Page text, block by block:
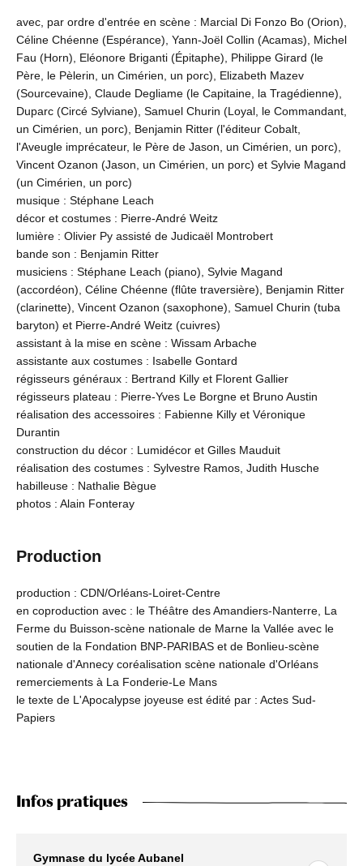
avec, par ordre d'entrée en scène : Marcial Di Fonzo Bo (Orion),
Céline Chéenne (Espérance), Yann-Joël Collin (Acamas), Michel
Fau (Horn), Eléonore Briganti (Épitaphe), Philippe Girard (le
Père, le Pèlerin, un Cimérien, un porc), Elizabeth Mazev
(Sourcevaine), Claude Degliame (le Capitaine, la Tragédienne),
Duparc (Circé Sylviane), Samuel Churin (Loyal, le Commandant,
un Cimérien, un porc), Benjamin Ritter (l'éditeur Cobalt,
l'Aveugle imprécateur, le Père de Jason, un Cimérien, un porc),
Vincent Ozanon (Jason, un Cimérien, un porc) et Sylvie Magand
(un Cimérien, un porc)
musique : Stéphane Leach
décor et costumes : Pierre-André Weitz
lumière : Olivier Py assisté de Judicaël Montrobert
bande son : Benjamin Ritter
musiciens : Stéphane Leach (piano), Sylvie Magand
(accordéon), Céline Chéenne (flûte traversière), Benjamin Ritter
(clarinette), Vincent Ozanon (saxophone), Samuel Churin (tuba
baryton) et Pierre-André Weitz (cuivres)
assistant à la mise en scène : Wissam Arbache
assistante aux costumes : Isabelle Gontard
régisseurs généraux : Bertrand Killy et Florent Gallier
régisseurs plateau : Pierre-Yves Le Borgne et Bruno Austin
réalisation des accessoires : Fabienne Killy et Véronique
Durantin
construction du décor : Lumidécor et Gilles Mauduit
réalisation des costumes : Sylvestre Ramos, Judith Husche
habilleuse : Nathalie Bègue
photos : Alain Fonteray
Production
production : CDN/Orléans-Loiret-Centre
en coproduction avec : le Théâtre des Amandiers-Nanterre, La
Ferme du Buisson-scène nationale de Marne la Vallée avec le
soutien de la Fondation BNP-PARIBAS et de Bonlieu-scène
nationale d'Annecy coréalisation scène nationale d'Orléans
remerciements à La Fonderie-Le Mans
le texte de L'Apocalypse joyeuse est édité par : Actes Sud-
Papiers
Infos pratiques
Gymnase du lycée Aubanel